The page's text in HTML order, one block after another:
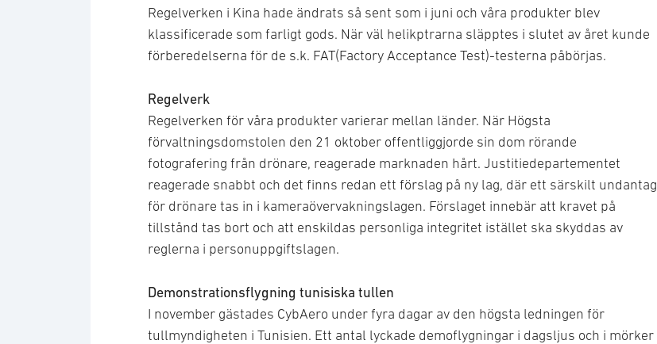
Regelverken i Kina hade ändrats så sent som i juni och våra produkter blev
klassificerade som farligt gods. När väl helikptrarna släpptes i slutet av året kunde
förberedelserna för de s.k. FAT(Factory Acceptance Test)-testerna påbörjas.
Regelverk
Regelverken för våra produkter varierar mellan länder. När Högsta
förvaltningsdomstolen den 21 oktober offentliggjorde sin dom rörande
fotografering från drönare, reagerade marknaden hårt. Justitiedepartementet
reagerade snabbt och det finns redan ett förslag på ny lag, där ett särskilt undantag
för drönare tas in i kameraövervakningslagen. Förslaget innebär att kravet på
tillstånd tas bort och att enskildas personliga integritet istället ska skyddas av
reglerna i personuppgiftslagen.
Demonstrationsflygning tunisiska tullen
I november gästades CybAero under fyra dagar av den högsta ledningen för
tullmyndigheten i Tunisien. Ett antal lyckade demoflygningar i dagsljus och i mörker